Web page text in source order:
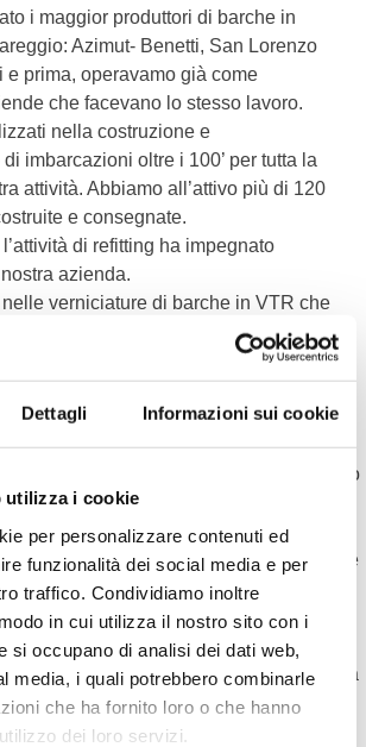
Dettagli Informazioni sui cookie
utilizza i cookie
per personalizzare contenuti ed
funzionalità dei social media e per
traffico. Condividiamo inoltre
in cui utilizza il nostro sito con i
si occupano di analisi dei dati web,
media, i quali potrebbero combinarle
che ha fornito loro o che hanno
dei loro servizi.
i maggior produttori di barche in
Azimut- Benetti, San Lorenzo
e prima, operavamo già come
che facevano lo stesso lavoro.
nella costruzione e
imbarcazioni oltre i 100’ per tutta la
attività. Abbiamo all’attivo più di 120
e consegnate.
di refitting ha impegnato
azienda.
verniciature di barche in VTR che
più naturale il gelcoat. L’attività di
è consequenziale a quella della
già ampiamente parlato.
imbarcazioni, provvediamo poi alla
e verniciatura al gelcoat. Ci occupiamo
di carteggia tura e lucidatura che questo
sono quelli approvati dalle maggiori
qual DSM e RAICHOLD. Le nostre
tura e lucidatura sono quelle elencate
di abrasivi accettati dai cantieri navali.
ciclo di verniciatura può essere
in ogni sua parte dal nostro addetto alla
dei prodotti impiegati. A fine lavori sarà
e certificato. Vi verrà consegnato,